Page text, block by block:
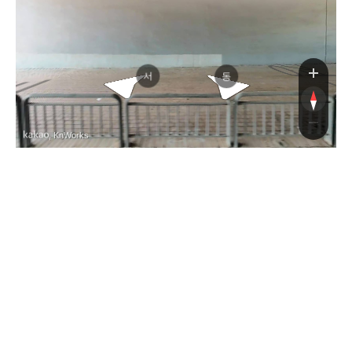
경기동
경부고속도로
서 동
, KnWorks